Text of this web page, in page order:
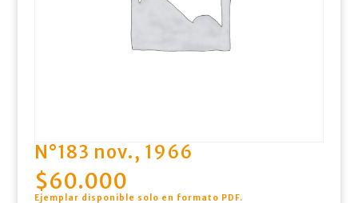
N°183 nov., 1966
$60.000
Ejemplar disponible solo en formato PDF.